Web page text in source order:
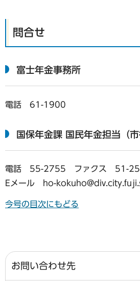
問合せ
富士年金事務所
電話 61-1900
国保年金課 国民年金担当（
電話 55-2755 ファクス 51-
Eメール ho-
今号の目次にもどる
お問い合わせ先